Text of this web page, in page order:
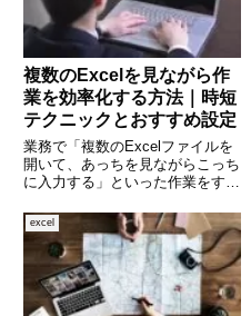
複数のExcelを見ながら作
業を効率化する方法｜時短
テクニックとおすすめ設定
業務で「複数のExcelファイルを
開いて、あっちを見ながらこっち
に入力する」といった作業をする
面を行ったり来たりするうちに、
どこまで入力したのかわからなく
なったり、ファイルを切り替える
たびに時間がかかってストレ
excel